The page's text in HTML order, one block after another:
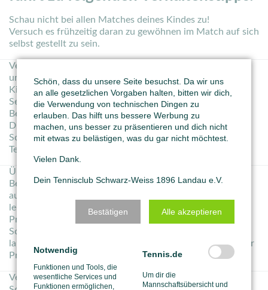
Schau nicht bei allen Matches deines Kindes zu!
Versuch es frühzeitig daran zu gewöhnen im Match auf sich
selbst gestellt zu sein.
Versuche deine eigene Aufregung und Nervosität zu
unterdrücken, sie aber zumindest vor den Augen deines
Kindes zu verbergen!
Sei ein stiller Beobachter ohne sichtbare Emotionen.
Behalte dein optimistisches “Poker-Face“, egal wie die
Dinge für dein Kind laufen.
Sollte dir das nicht gelingen, tust du besser daran dem
Tennisplatz fernzubleiben.
Überlasse dein Kind bei seinen Matches sich selbst!
Beantworte hilfesuchende Blicke lediglich mit einem
aufmunternden Lächeln oder Kopfnicken. Dein Kind wird
lernen seine Probleme selbst zu lösen. Mache keine
Probleme, wo keine sind.
Sollte das schlechte Griffband, die offenen Schuhe, die
lange Hose etc. dein Kind behindern, so wird es sich dieser
Probleme selbst entledigen.
Vermeide ständigen Blickkontakt mit deinem Kind!
Schön, dass du unsere Seite besuchst. Da wir uns
an alle gesetzlichen Vorgaben halten, bitten wir dich,
die Verwendung von technischen Dingen zu
erlauben. Das hilft uns bessere Werbung zu
machen, uns besser zu präsentieren und dich nicht
mit etwas zu belästigen, was du gar nicht möchtest.
Vielen Dank.
Dein Tennisclub Schwarz-Weiss 1896 Landau e.V.
Bestätigen Alle akzeptieren
Notwendig
Funktionen und Tools, die
wesentliche Services und
Funktionen ermöglichen,
Tennis.de
Um dir die
Mannschaftsübersicht und